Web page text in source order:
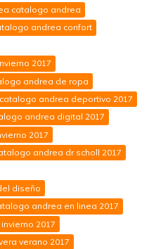
catalogo andrea
andrea confort
2017
andrea de ropa
catalogo andrea deportivo 2017
andrea digital 2017
2017
andrea dr scholl 2017
diseño
andrea en linea 2017
2017
verano 2017